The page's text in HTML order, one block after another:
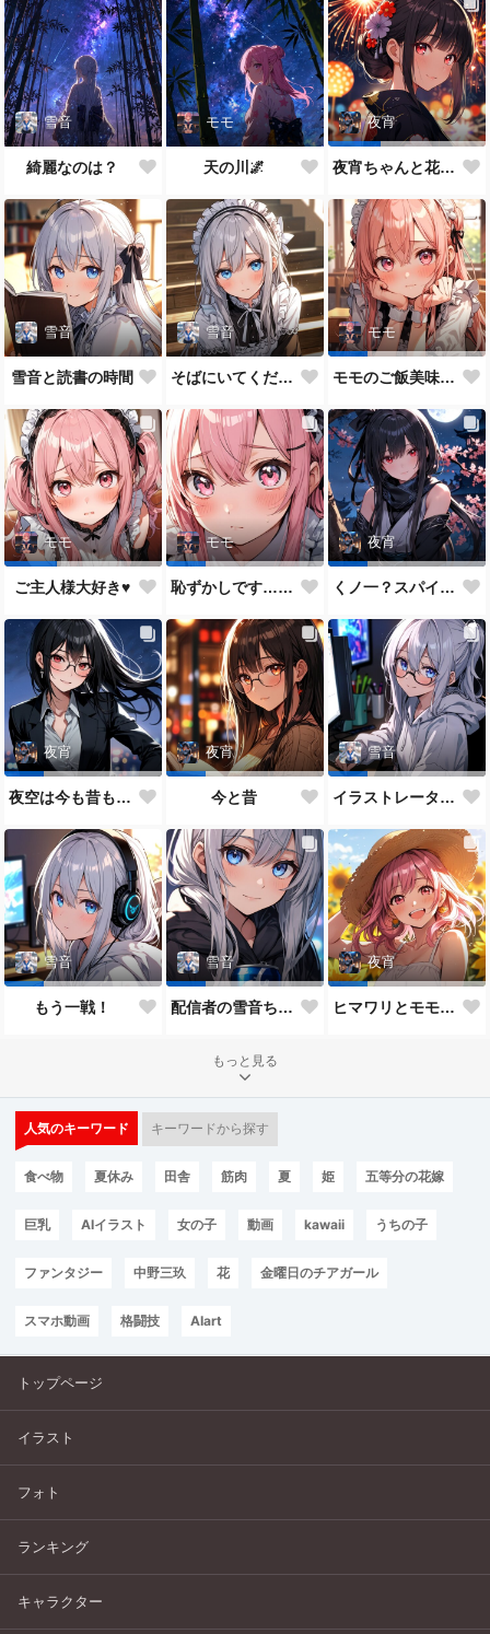
雪音
綺麗なのは？
モモ
天の川🌌
夜宵
夜宵ちゃんと花火大会
雪音
雪音と読書の時間
雪音
そばにいてください♥
モモ
モモのご飯美味しい？
モモ
ご主人様大好き♥
モモ
恥ずかしです…ご主人様♥
夜宵
くノ一？スパイ？どっちがいいかな？
夜宵
夜空は今も昔も変わらないね♥
夜宵
今と昔
雪音
イラストレーター雪音ちゃん🎵
雪音
もう一戦！
雪音
配信者の雪音ちゃん
夜宵
ヒマワリとモモちゃん♥
もっと見る
人気のキーワード キーワードから探す
食べ物 夏休み 田舎 筋肉 夏 姫 五等分の花嫁
巨乳 AIイラスト 女の子 動画 kawaii うちの子
ファンタジー 中野三玖 花 金曜日のチアガール
スマホ動画 格闘技 AIart
トップページ
イラスト
フォト
ランキング
キャラクター